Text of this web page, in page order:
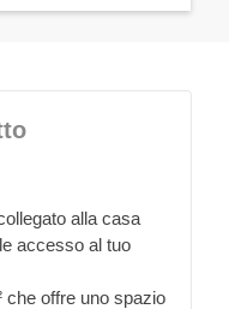
alla casa
accesso al tuo
che offre uno spazio